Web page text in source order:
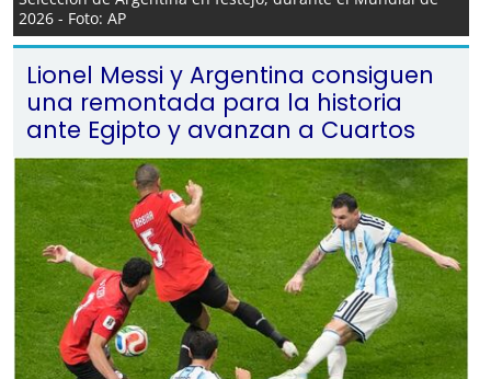
2026 - Foto: AP
Lionel Messi y Argentina consiguen
una remontada para la historia
ante Egipto y avanzan a Cuartos